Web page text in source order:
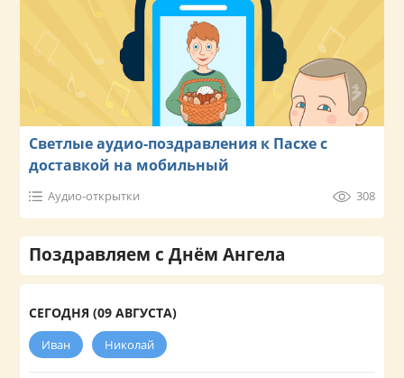
Светлые аудио-поздравления к Пасхе с
доставкой на мобильный
Аудио-открытки 308
Поздравляем с Днём Ангела
СЕГОДНЯ (09 АВГУСТА)
Иван Николай